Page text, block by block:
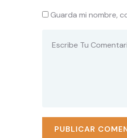
Guarda mi nombre,